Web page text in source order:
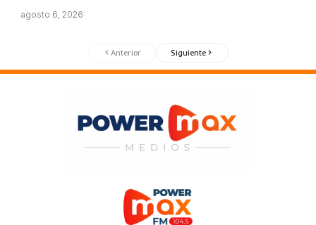
agosto 6, 2026
Anterior Siguiente